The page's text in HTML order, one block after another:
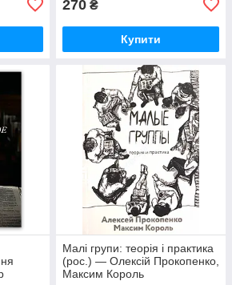
270 ₴
Купити
Малі групи: теорія і практика
(рос.) — Олексій Прокопенко,
Максим Король